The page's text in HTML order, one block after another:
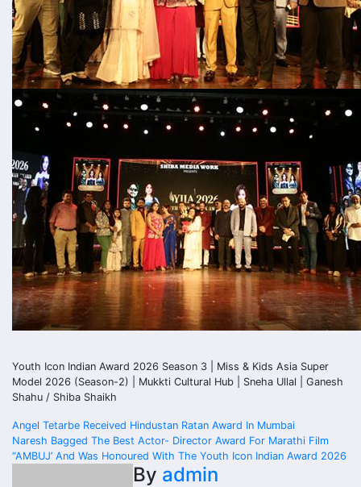
Youth Icon Indian Award 2026 Season 3 | Miss & Kids Asia Super
Model 2026 (Season-2) | Mukkti Cultural Hub | Sneha Ullal | Ganesh
Shahu / Shiba Shaikh
Post
navigation
Angel Tetarbe Received Hindustan Ratan Award In Mumbai
Naresh Bagged The Best Actor- Director Award For Marathi Film
“AMBUJ’ And Was Honoured With The Youth Icon Indian Award 2026
By admin